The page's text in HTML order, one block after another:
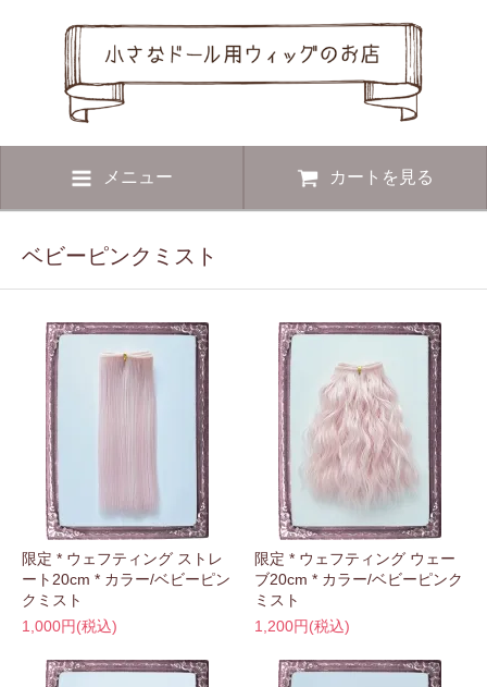
メニュー カートを見る
ベビーピンクミスト
限定 * ウェフティング ストレ
ート20cm * カラー/ベビーピン
クミスト
1,000円(税込)
限定 * ウェフティング ウェー
ブ20cm * カラー/ベビーピンク
ミスト
1,200円(税込)